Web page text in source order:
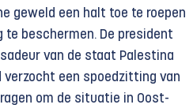
geweld een halt toe te roepen
te beschermen. De president
van de staat Palestina
verzocht een spoedzitting van
om de situatie in Oost-